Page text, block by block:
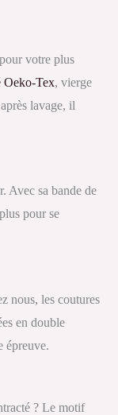
votre plus
Oeko-Tex, vierge
lavage, il
Avec sa bande de
pour se
nous, les coutures
en double
épreuve.
? Le motif